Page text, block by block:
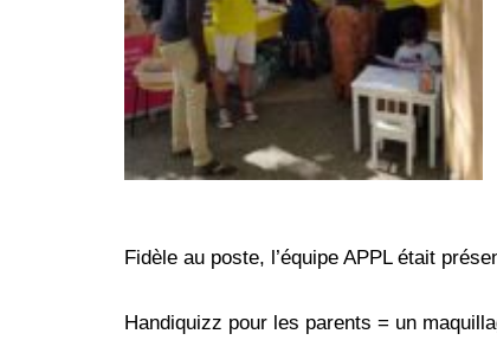
Fidèle au poste, l’équipe APPL était
Handiquizz pour les parents = un